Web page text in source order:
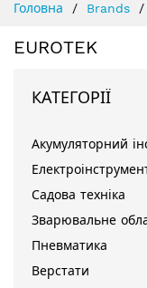
Головна Brands
EUROTEK
КАТЕГОРІЇ
Акумуляторний
Садова техніка
Зварювальне
Пневматика
Верстати